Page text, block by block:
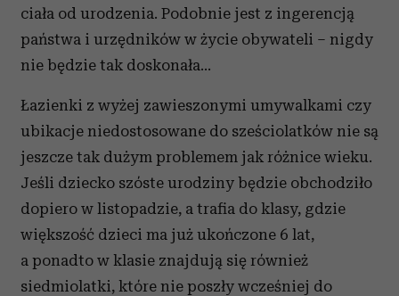
ciała od urodzenia. Podobnie jest z ingerencją
państwa i urzędników w życie obywateli – nigdy
nie będzie tak doskonała…
Łazienki z wyżej zawieszonymi umywalkami czy
ubikacje niedostosowane do sześciolatków nie są
jeszcze tak dużym problemem jak różnice wieku.
Jeśli dziecko szóste urodziny będzie obchodziło
dopiero w listopadzie, a trafia do klasy, gdzie
większość dzieci ma już ukończone 6 lat,
a ponadto w klasie znajdują się również
siedmiolatki, które nie poszły wcześniej do